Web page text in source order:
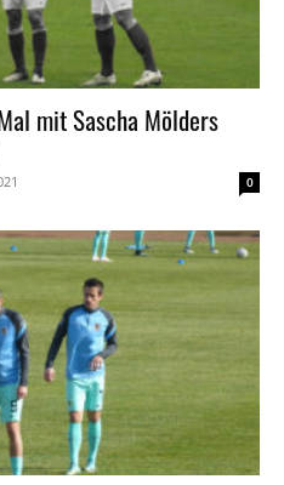
mit Sascha Mölders
0